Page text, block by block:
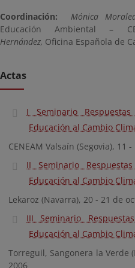
Coordinación: Mónica
Educación Ambiental –
Hernández, Oficina Española de
Actas
I Seminario
Educación al Cambio
CENEAM Valsaín (Segovia), 11
II Seminario
Educación al Cambio
Lekaroz (Navarra), 20 - 21 de
III Seminario
Educación al Cambio
Torreguil, Sangonera la Verde
2006